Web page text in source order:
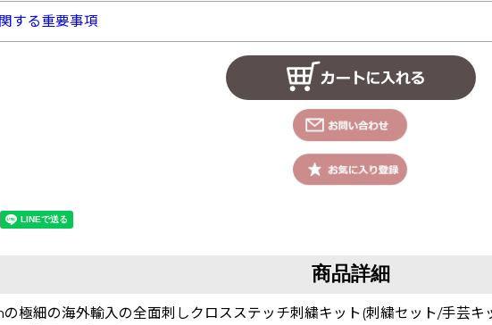
する重要事項
商品詳細
極細の海外輸入の全面刺しクロスステッチ刺繍キット(刺繍セット/手芸キ